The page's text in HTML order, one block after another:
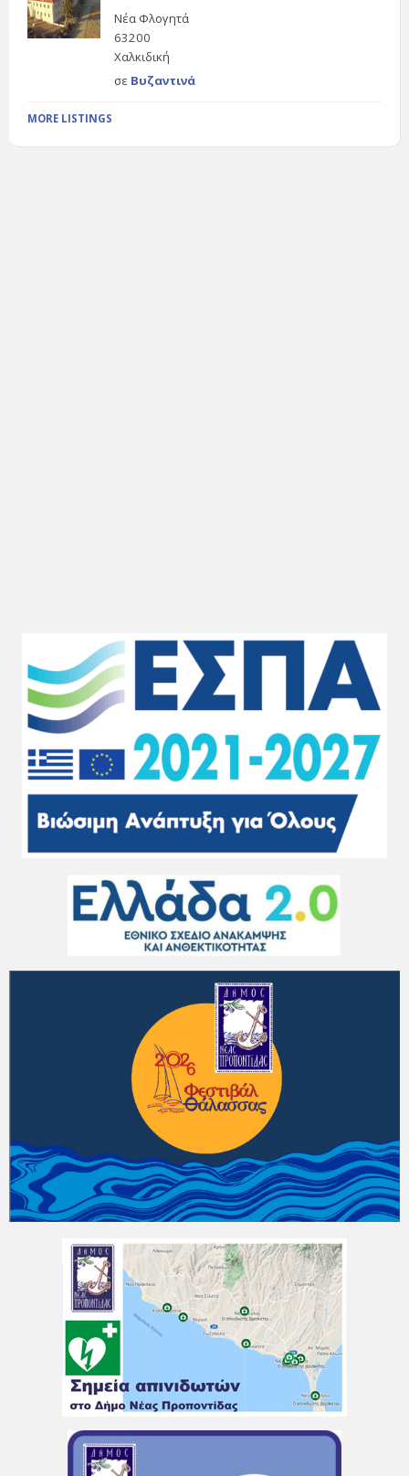
Νέα Φλογητά
63200
Χαλκιδική
σε Βυζαντινά
MORE LISTINGS